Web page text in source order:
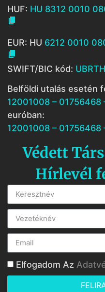
HUF: HU 8312 0010

EUR: HU 6212 0010

SWIFT/BIC kód:
Belföldi utalás esetén
12001008 –
euróban:
12001008 –
Védett
Hírlevél
Elfogadom Az